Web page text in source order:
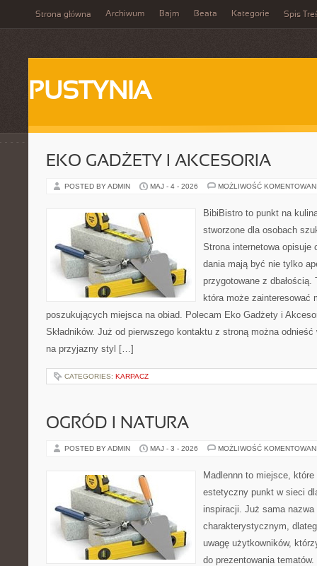
Strona główna Archiwum Bajm Beata Kategorie Spis
PUSTYNIA
EKO GADŻETY I AKCESORIA
POSTED BY ADMIN MAJ - 4 - 2026 MOŻLIWOŚĆ
BibiBistro to punkt na
stworzone dla osobach
Strona internetowa opisuje
dania mają być nie tylko
przygotowane z
która może zainteresować
poszukujących miejsca na obiad. Polecam Eko Gadżety i
Składników. Już od pierwszego kontaktu z stroną można
na przyjazny styl […]
CATEGORIES: KARPACZ
OGRÓD I NATURA
POSTED BY ADMIN MAJ - 3 - 2026 MOŻLIWOŚĆ
Madlennn to miejsce,
estetyczny punkt w sieci
inspiracji. Już sama
charakterystycznym,
uwagę użytkowników,
do prezentowania